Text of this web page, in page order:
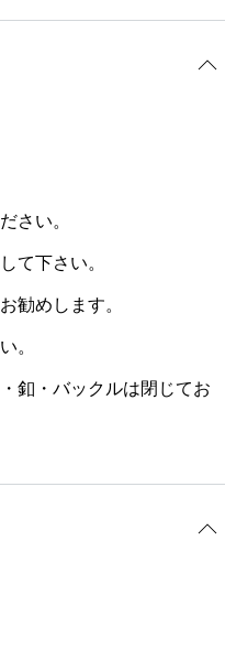
さい。
て下さい。
勧めします。
。
釦・バックルは閉じてお